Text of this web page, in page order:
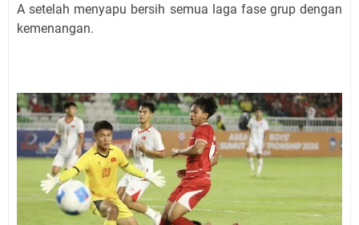
A setelah menyapu bersih semua laga fase grup dengan
kemenangan.